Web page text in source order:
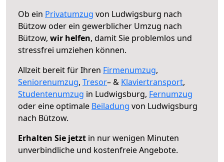
Ob ein Privatumzug von Ludwigsburg nach
Bützow oder ein gewerblicher Umzug nach
Bützow, wir helfen, damit Sie problemlos und
stressfrei umziehen können.
Allzeit bereit für Ihren Firmenumzug,
Seniorenumzug, Tresor– & Klaviertransport,
Studentenumzug in Ludwigsburg, Fernumzug
oder eine optimale Beiladung von Ludwigsburg
nach Bützow.
Erhalten Sie jetzt in nur wenigen Minuten
unverbindliche und kostenfreie Angebote.